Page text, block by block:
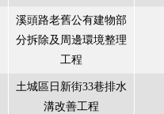
溪頭路老舊公有建物部
分拆除及周邊環境整理
工程
土城區日新街33巷排水
溝改善工程